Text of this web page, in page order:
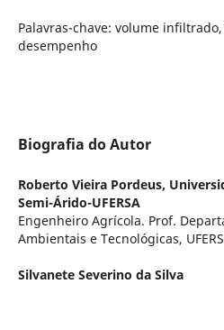
Palavras-chave: volume
desempenho
Biografia do Autor
Roberto Vieira Pordeus,
Semi-Árido-UFERSA
Engenheiro Agrícola. Prof.
Ambientais e Tecnológicas,
Silvanete Severino da Silva